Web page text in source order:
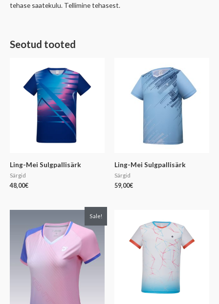
tehase saatekulu. Tellimine tehasest.
Seotud tooted
Ling-Mei Sulgpallisärk
Särgid
48,00€
Ling-Mei Sulgpallisärk
Särgid
59,00€
Sale!
oli:
78,00€.
on:
60,00€.